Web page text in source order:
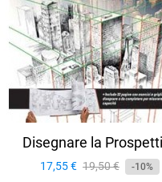
Disegnare la
Prezzo
17,55 € Prezzo
19,50 € -10%